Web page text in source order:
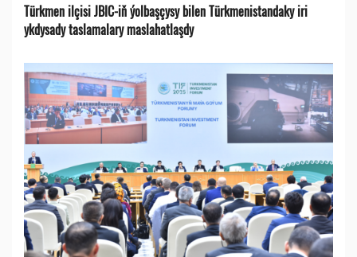
Türkmen ilçisi JBIC-iň ýolbaşçysy bilen Türkmenistandaky iri
ykdysady taslamalary maslahatlaşdy